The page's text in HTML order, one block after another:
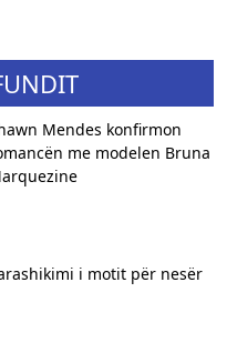
Mendes konfirmon
me modelen Bruna
i motit për nesër